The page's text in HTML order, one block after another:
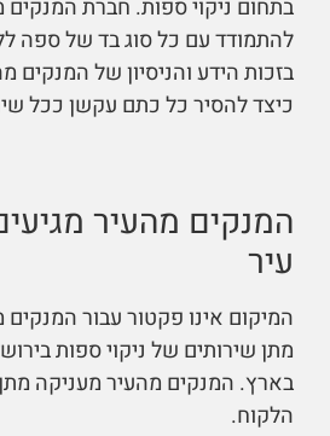
בתחום ניקוי ספות. חברת המנקים
להתמודד עם כל סוג בד של ספה
בזכות הידע והניסיון של המנקים
כיצד להסיר כל כתם עקשן ככל
המנקים מהעיר
עיר
המיקום אינו פקטור עבור
מתן שירותים של ניקוי ספות
בארץ. המנקים מהעיר מעניקה מתן
הלקוח.